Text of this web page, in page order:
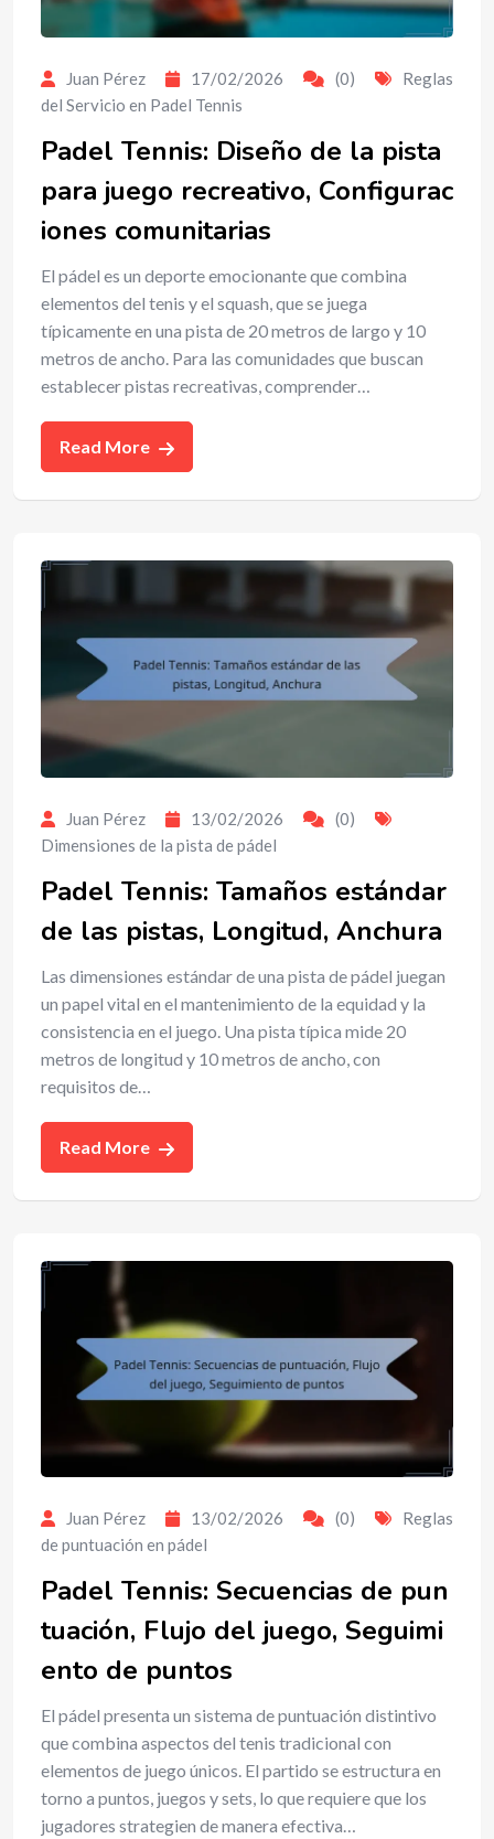
Juan Pérez 17/02/2026 (0)
Reglas
del Servicio en Padel Tennis
Padel Tennis: Diseño de la pista
para juego recreativo, Configurac
iones comunitarias
El pádel es un deporte emocionante que combina
elementos del tenis y el squash, que se juega
típicamente en una pista de 20 metros de largo y 10
metros de ancho. Para las comunidades que buscan
establecer pistas recreativas, comprender…
Read More
Juan Pérez 13/02/2026
(0)
Dimensiones de la pista de pádel
Padel Tennis: Tamaños estándar
de las pistas, Longitud, Anchura
Las dimensiones estándar de una pista de pádel juegan
un papel vital en el mantenimiento de la equidad y la
consistencia en el juego. Una pista típica mide 20
metros de longitud y 10 metros de ancho, con
requisitos de…
Read More
Juan Pérez 13/02/2026 (0)
Reglas
de puntuación en pádel
Padel Tennis: Secuencias de pun
tuación, Flujo del juego, Seguimi
ento de puntos
El pádel presenta un sistema de puntuación distintivo
que combina aspectos del tenis tradicional con
elementos de juego únicos. El partido se estructura en
torno a puntos, juegos y sets, lo que requiere que los
jugadores strategien de manera efectiva…